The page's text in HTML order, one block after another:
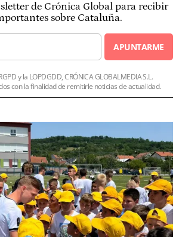
de Crónica Global para recibir
sobre Cataluña.
APUNTARME
y la LOPDGDD, CRÓNICA GLOBALMEDIA S.L.
con la finalidad de remitirle noticias de actualidad.